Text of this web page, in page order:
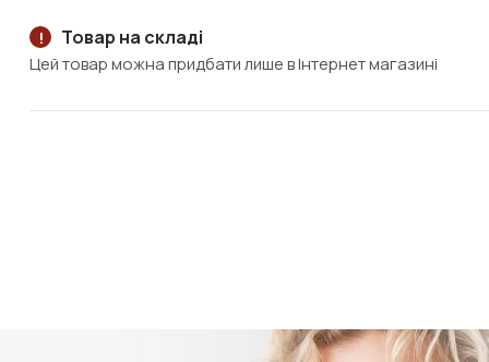
! Товар на складі
Цей товар можна придбати лише в Інтернет магазині